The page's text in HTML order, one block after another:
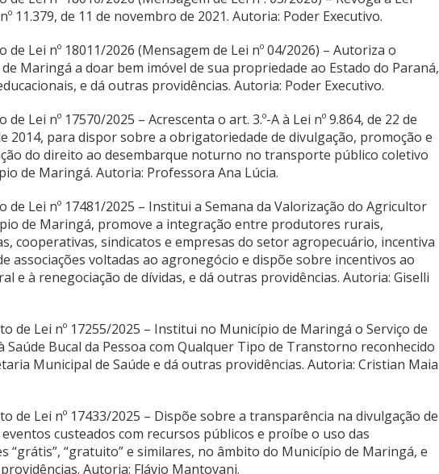
11.379, de 11 de novembro de 2021. Autoria: Poder Executivo.
de Lei nº 18011/2026 (Mensagem de Lei nº 04/2026) – Autoriza o
Maringá a doar bem imóvel de sua propriedade ao Estado do Paraná,
e dá outras providências. Autoria: Poder Executivo.
de Lei nº 17570/2025 – Acrescenta o art. 3.º-A à Lei nº 9.864, de 22 de
2014, para dispor sobre a obrigatoriedade de divulgação, promoção e
do direito ao desembarque noturno no transporte público coletivo
de Maringá. Autoria: Professora Ana Lúcia.
de Lei nº 17481/2025 – Institui a Semana da Valorização do Agricultor
de Maringá, promove a integração entre produtores rurais,
cooperativas, sindicatos e empresas do setor agropecuário, incentiva
associações voltadas ao agronegócio e dispõe sobre incentivos ao
e à renegociação de dívidas, e dá outras providências. Autoria: Giselli
de Lei nº 17255/2025 – Institui no Município de Maringá o Serviço de
Saúde Bucal da Pessoa com Qualquer Tipo de Transtorno reconhecido
Municipal de Saúde e dá outras providências. Autoria: Cristian Maia
de Lei nº 17433/2025 – Dispõe sobre a transparência na divulgação de
custeados com recursos públicos e proíbe o uso das
“grátis”, “gratuito” e similares, no âmbito do Município de Maringá, e
Autoria: Flávio Mantovani.